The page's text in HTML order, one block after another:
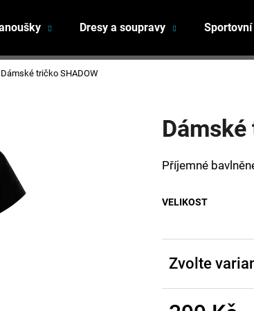
Dresy a soupravy
Dámské tričko SHADOW
Dámské
Příjemné
VELIKOST
Zvolte
Co potřebujete najít?
HLEDAT